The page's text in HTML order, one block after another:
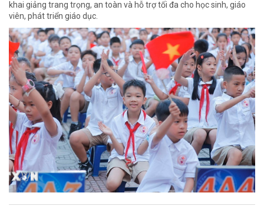
khai giảng trang trọng, an toàn và hỗ trợ tối đa cho học sinh, giáo
viên, phát triển giáo dục.